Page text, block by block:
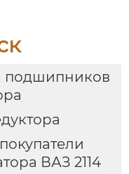
подшипников
ВАЗ 2114